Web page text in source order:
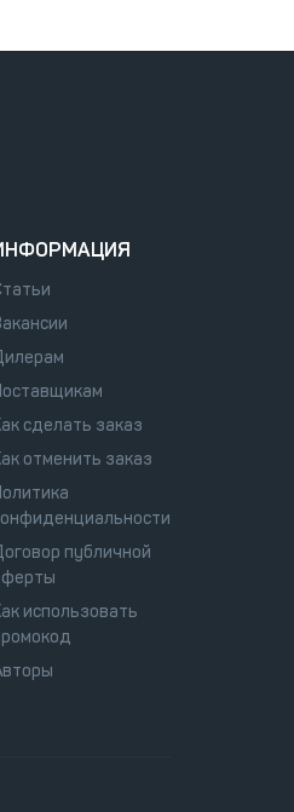
сделать заказ
отменить заказ
публичной
использовать